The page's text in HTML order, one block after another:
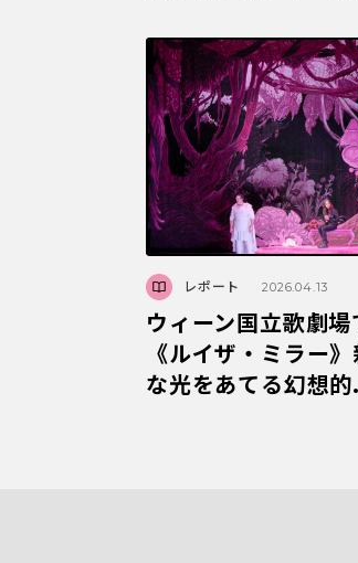
レポート 2026.04.13
ウィーン国立歌劇
《ルイザ・ミラー
な光をあてる幻想